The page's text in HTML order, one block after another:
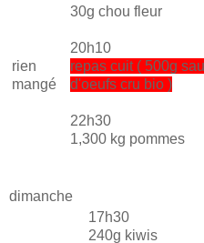
rien
mangé
30g chou fleur
20h10
repas cuit ( 500g
d'oeufs cru bio )
22h30
1,300 kg pommes
dimanche
17h30
240g kiwis